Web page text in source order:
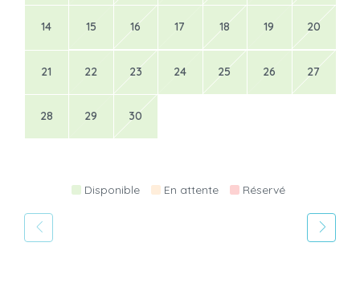
14 15 16 17 18 19 20
21 22 23 24 25 26 27
28 29 30
Disponible En attente Réservé